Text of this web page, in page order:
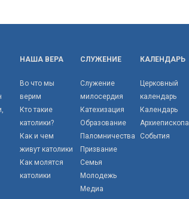
НАША ВЕРА
Во что мы
верим
Кто такие
католики?
Как и чем
живут католики
Как молятся
католики
СЛУЖЕНИЕ
Служение
милосердия
Катехизация
Образование
Паломничества
Призвание
Семья
Молодежь
Медиа
КАЛЕНДАРЬ
Церковный
календарь
Календарь
Архиепископа
События